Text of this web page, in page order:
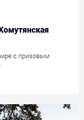
с призовым